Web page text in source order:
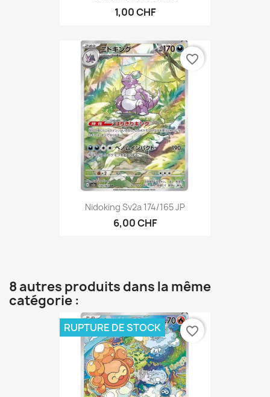
1,00 CHF
Nidoking Sv2a 174/165 JP
6,00 CHF
favorite_border
8 autres produits dans la même
catégorie :
RUPTURE DE STOCK favorite_border